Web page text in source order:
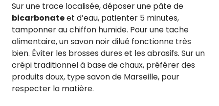
Sur une trace localisée, déposer une pâte de
bicarbonateet d’eau, patienter 5 minutes,
tamponner au chiffon humide. Pour une tache
alimentaire, un savon noir dilué fonctionne très
bien. Éviter les brosses dures et les abrasifs. Sur un
crépi traditionnel à base de chaux, préférer des
produits doux, type savon de Marseille, pour
respecter la matière.